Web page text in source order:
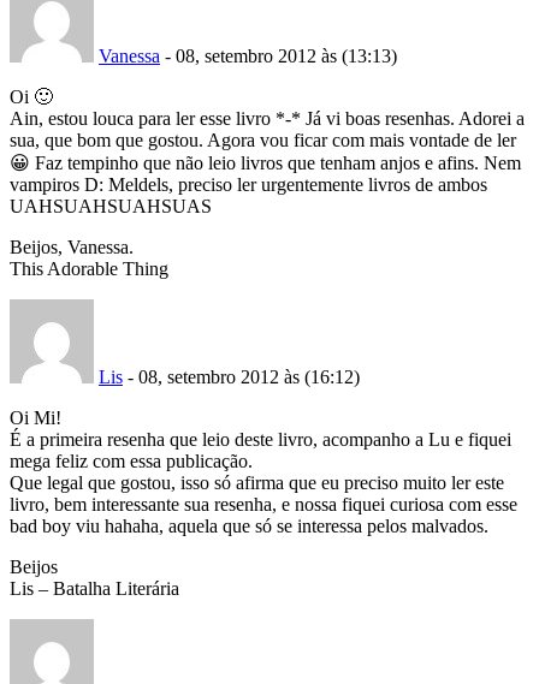
Vanessa - 08, setembro 2012 às (13:13)
Oi 🙂
Ain, estou louca para ler esse livro *-* Já vi boas resenhas. Adorei a
sua, que bom que gostou. Agora vou ficar com mais vontade de ler
😀 Faz tempinho que não leio livros que tenham anjos e afins. Nem
vampiros D: Meldels, preciso ler urgentemente livros de ambos
UAHSUAHSUAHSUAS
Beijos, Vanessa.
This Adorable Thing
Lis - 08, setembro 2012 às (16:12)
Oi Mi!
É a primeira resenha que leio deste livro, acompanho a Lu e fiquei
mega feliz com essa publicação.
Que legal que gostou, isso só afirma que eu preciso muito ler este
livro, bem interessante sua resenha, e nossa fiquei curiosa com esse
bad boy viu hahaha, aquela que só se interessa pelos malvados.
Beijos
Lis – Batalha Literária